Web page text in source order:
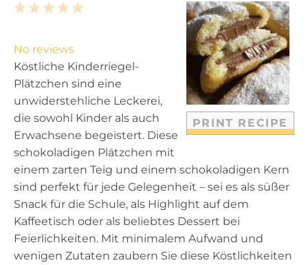
PRINT RECIPE
5
a
r
s
4
t
a
r
s
3
t
a
r
s
2
t
a
r
s
1
t
a
r
No reviews
Köstliche Kinderriegel-
Plätzchen sind eine
unwiderstehliche Leckerei,
die sowohl Kinder als auch
Erwachsene begeistert. Diese
schokoladigen Plätzchen mit
einem zarten Teig und einem schokoladigen Kern
sind perfekt für jede Gelegenheit – sei es als süßer
Snack für die Schule, als Highlight auf dem
Kaffeetisch oder als beliebtes Dessert bei
Feierlichkeiten. Mit minimalem Aufwand und
wenigen Zutaten zaubern Sie diese Köstlichkeiten